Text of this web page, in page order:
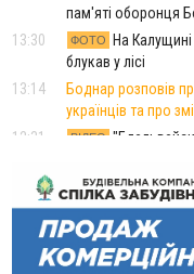
пам'яті оборонця
13:30
ФОТО
На
блукав у лісі
13:14
Боднар розповів
українців та про
12:31
ВІДЕО
11:55
Вчора у
зафіксували
11:45
У Надвірній п'яна
призначив штраф і